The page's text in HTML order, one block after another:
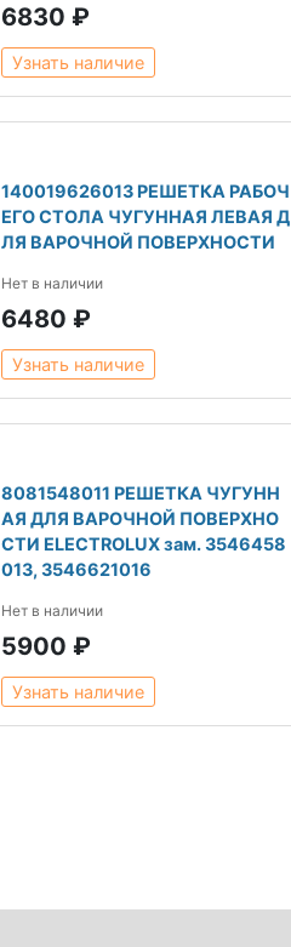
6830 ₽
Узнать наличие
140019626013 РЕШЕТКА РАБОЧ
ЕГО СТОЛА ЧУГУННАЯ ЛЕВАЯ Д
ЛЯ ВАРОЧНОЙ ПОВЕРХНОСТИ
Нет в наличии
6480 ₽
Узнать наличие
8081548011 РЕШЕТКА ЧУГУНН
АЯ ДЛЯ ВАРОЧНОЙ ПОВЕРХНО
СТИ ELECTROLUX зам. 3546458
013, 3546621016
Нет в наличии
5900 ₽
Узнать наличие